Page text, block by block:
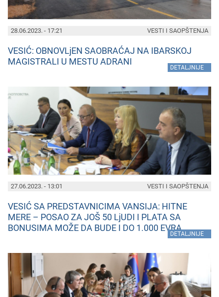
28.06.2023. - 17:21
VESIĆ: OBNOVLjEN SAOBRAĆAJ NA IBARSKOJ
MAGISTRALI U MESTU ADRANI
DETALJNIJE
VESTI I SAOPŠTENJA
27.06.2023. - 13:01
VESIĆ SA PREDSTAVNICIMA VANSIJA: HITNE
MERE – POSAO ZA JOŠ 50 LjUDI I PLATA SA
BONUSIMA MOŽE DA BUDE I DO 1.000 EVRA
DETALJNIJE
VESTI I SAOPŠTENJA